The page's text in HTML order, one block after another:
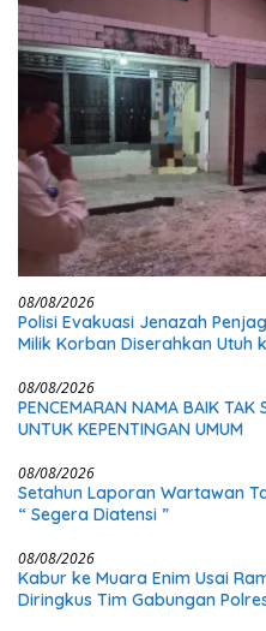
08/08/2026
Polisi Evakuasi Jenazah
Milik Korban Diserahkan Utuh
08/08/2026
PENCEMARAN NAMA BAIK TAK
UNTUK KEPENTINGAN UMUM
08/08/2026
Setahun Laporan Wartawan
“ Segera Diatensi ”
08/08/2026
Kabur ke Muara Enim Usai
Diringkus Tim Gabungan